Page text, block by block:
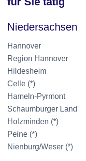
Niedersachsen
Hannover
Region Hannover
Hildesheim
Celle (*)
Hameln-Pyrmont
Schaumburger Land
Holzminden (*)
Peine (*)
Nienburg/Weser (*)